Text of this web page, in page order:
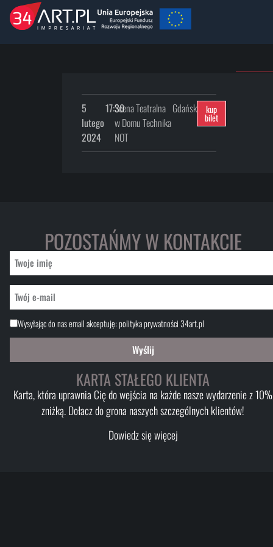
5
lutego
2024
17:30Scena Teatralna
w Domu Technika
NOT
Gdańsk kup
bilet
POZOSTAŃMY W KONTAKCIE
Wysyłając do nas email akceptuję:polityka prywatności 34art.pl
Wyślij
KARTA STAŁEGO KLIENTA
Karta, która uprawnia Cię do wejścia na każde nasze wydarzenie z 10%
zniżką. Dołacz do grona naszych szczególnych klientów!
Dowiedz się więcej